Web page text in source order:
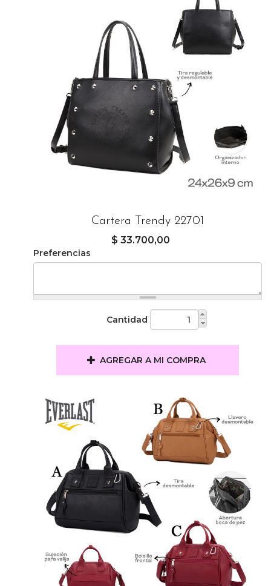
Cartera Trendy 22701
$ 33.700,00
Preferencias
Cantidad
AGREGAR A MI COMPRA